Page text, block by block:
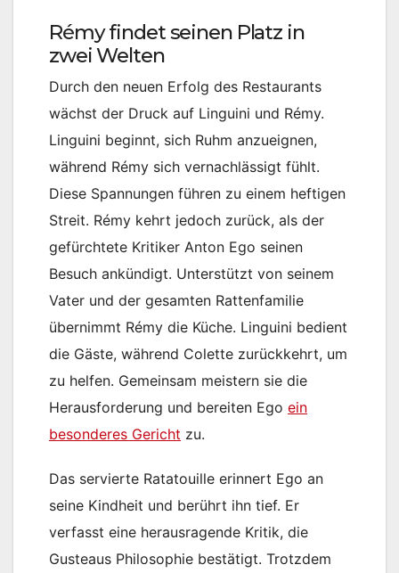
Rémy findet seinen Platz in
zwei Welten
Durch den neuen Erfolg des Restaurants
wächst der Druck auf Linguini und Rémy.
Linguini beginnt, sich Ruhm anzueignen,
während Rémy sich vernachlässigt fühlt.
Diese Spannungen führen zu einem heftigen
Streit. Rémy kehrt jedoch zurück, als der
gefürchtete Kritiker Anton Ego seinen
Besuch ankündigt. Unterstützt von seinem
Vater und der gesamten Rattenfamilie
übernimmt Rémy die Küche. Linguini bedient
die Gäste, während Colette zurückkehrt, um
zu helfen. Gemeinsam meistern sie die
Herausforderung und bereiten Ego ein
besonderes Gericht zu.
Das servierte Ratatouille erinnert Ego an
seine Kindheit und berührt ihn tief. Er
verfasst eine herausragende Kritik, die
Gusteaus Philosophie bestätigt. Trotzdem